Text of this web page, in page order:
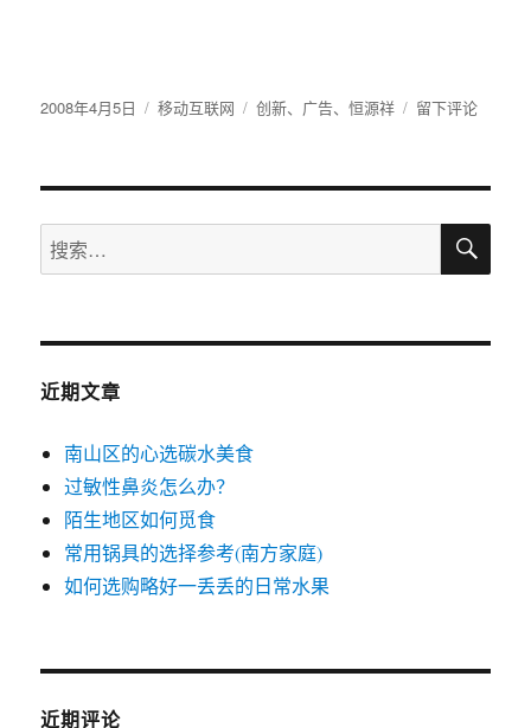
发
2008年4月5日
分
移动互联网
标
创新、 广告、恒源祥
于
Creative?
留下评论
搜
索：
搜
近期文章
南山区的心选碳水美食
过敏性鼻炎怎么办？
陌生地区如何觅食
常用锅具的选择参考(南方家庭)
如何选购略好一丢丢的日常水果
近期评论